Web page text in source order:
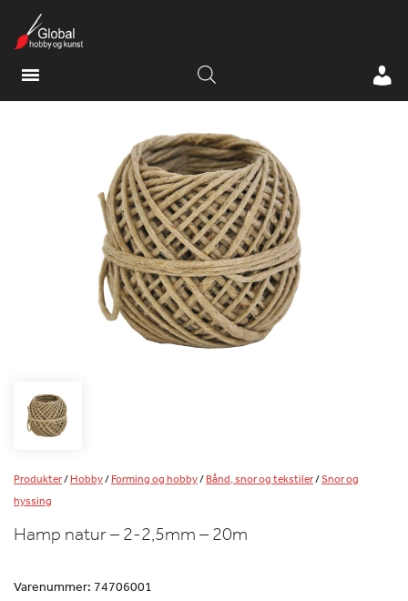
Produkter/Hobby/Forming og hobby/Bånd, snor og tekstiler/Snor og
hyssing
Hamp natur – 2-2,5mm – 20m
Varenummer: 74706001